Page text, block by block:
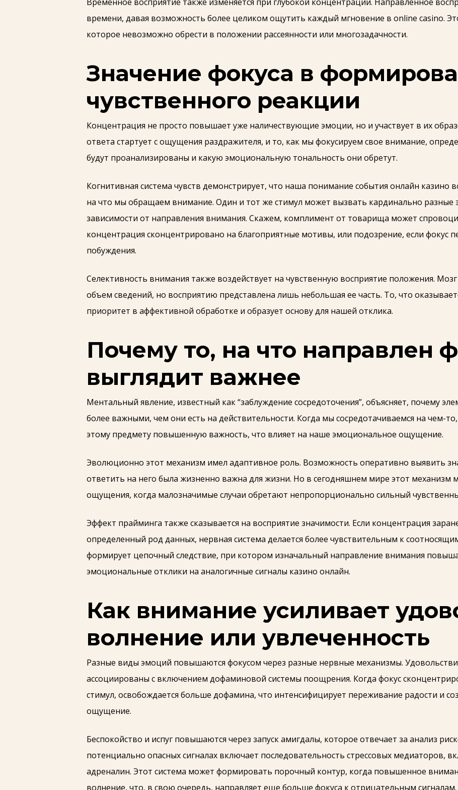
Временное восприятие также изменяется при глубокой концентрации. Направленное
времени, давая возможность более целиком ощутить каждый мгновение в online casino.
которое невозможно обрести в положении рассеянности или многозадачности.
Значение фокуса в
чувственного реакции
Концентрация не просто повышает уже наличествующие эмоции, но и участвует в их
ответа стартует с ощущения раздражителя, и то, как мы фокусируем свое внимание,
будут проанализированы и какую эмоциональную тональность они обретут.
Когнитивная система чувств демонстрирует, что наша понимание события онлайн казино
на что мы обращаем внимание. Один и тот же стимул может вызвать кардинально
зависимости от направления внимания. Скажем, комплимент от товарища может
концентрация сконцентрировано на благоприятные мотивы, или подозрение, если фокус
побуждения.
Селективность внимания также воздействует на чувственную восприятие положения.
объем сведений, но восприятию представлена лишь небольшая ее часть. То, что
приоритет в аффективной обработке и образует основу для нашей отклика.
Почему то, на что направлен
выглядит важнее
Ментальный явление, известный как “заблуждение сосредоточения”, объясняет, почему
более важными, чем они есть на действительности. Когда мы сосредотачиваемся на чем-
этому предмету повышенную важность, что влияет на наше эмоциональное ощущение.
Эволюционно этот механизм имел адаптивное роль. Возможность оперативно выявить
ответить на него была жизненно важна для жизни. Но в сегодняшнем мире этот механизм
ощущения, когда малозначимые случаи обретают непропорционально сильный
Эффект прайминга также сказывается на восприятие значимости. Если концентрация
определенный род данных, нервная система делается более чувствительным к
формирует цепочный следствие, при котором изначальный направление внимания
эмоциональные отклики на аналогичные сигналы казино онлайн.
Как внимание усиливает
волнение или увлеченность
Разные виды эмоций повышаются фокусом через разные нервные механизмы.
ассоциированы с включением дофаминовой системы поощрения. Когда фокус
стимул, освобождается больше дофамина, что интенсифицирует переживание радости и
ощущение.
Беспокойство и испуг повышаются через запуск амигдалы, которое отвечает за анализ
потенциально опасных сигналах включает последовательность стрессовых медиаторов,
адреналин. Этот система может формировать порочный контур, когда повышенное
волнение, что, в свою очередь, направляет еще больше фокуса к отрицательным сигналам.